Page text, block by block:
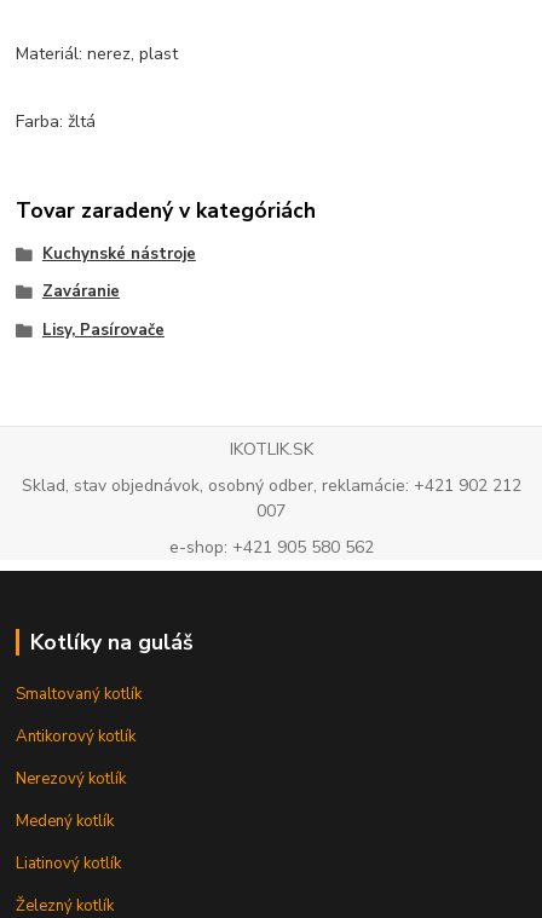
Materiál: nerez, plast
Farba: žltá
Tovar zaradený v kategóriách
Kuchynské nástroje
Zaváranie
Lisy, Pasírovače
IKOTLIK.SK
Sklad, stav objednávok, osobný odber, reklamácie: +421 902 212
007
e-shop: +421 905 580 562
Kotlíky na guláš
Smaltovaný kotlík
Antikorový kotlík
Nerezový kotlík
Medený kotlík
Liatinový kotlík
Železný kotlík